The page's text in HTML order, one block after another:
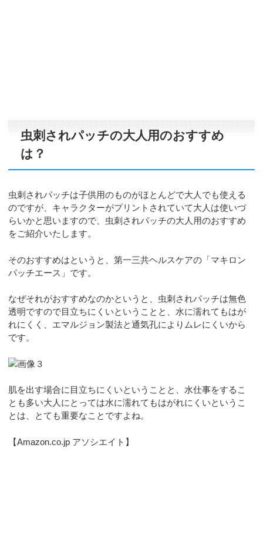
虫刺されパッチの大人用のおすすめ
は？
虫刺されパッチは子供用のものがほとんどで大人でも使える
のですが、キャラクターがプリントされていて大人は使いづ
らいかと思いますので、虫刺されパッチの大人用のおすすめ
をご紹介いたします。
そのおすすめはというと、第一三共ヘルスケアの「マキロン
パッチエース」です。
なぜそれがおすすめなのかというと、虫刺されパッチは無色
透明ですので目立ちにくいということと、水に濡れてもはが
れにくく、エマルジョン製法と通気孔によりムレにくいから
です。
肌を出す場合に目立ちにくいということと、水仕事をするこ
とも多い大人にとっては水に濡れてもはがれにくいというこ
とは、とても重要なことですよね。
【Amazon.co.jp アソシエイト】